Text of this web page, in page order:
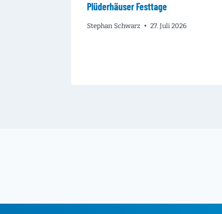
Plüderhäuser Festtage
Stephan Schwarz 27. Juli 2026